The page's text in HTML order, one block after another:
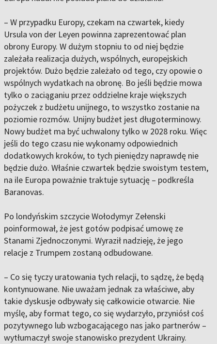
– W przypadku Europy, czekam na czwartek, kiedy
Ursula von der Leyen powinna zaprezentować plan
obrony Europy. W dużym stopniu to od niej będzie
zależała realizacja dużych, wspólnych, europejskich
projektów. Dużo będzie zależało od tego, czy opowie o
wspólnych wydatkach na obronę. Bo jeśli będzie mowa
tylko o zaciąganiu przez oddzielne kraje większych
pożyczek z budżetu unijnego, to wszystko zostanie na
poziomie rozmów. Unijny budżet jest długoterminowy.
Nowy budżet ma być uchwalony tylko w 2028 roku. Więc
jeśli do tego czasu nie wykonamy odpowiednich
dodatkowych kroków, to tych pieniędzy naprawdę nie
będzie dużo. Właśnie czwartek będzie swoistym testem,
na ile Europa poważnie traktuje sytuację – podkreśla
Baranovas.
Po londyńskim szczycie Wołodymyr Zełenski
poinformował, że jest gotów podpisać umowę ze
Stanami Zjednoczonymi. Wyraził nadzieję, że jego
relacje z Trumpem zostaną odbudowane.
– Co się tyczy uratowania tych relacji, to sądzę, że będą
kontynuowane. Nie uważam jednak za właściwe, aby
takie dyskusje odbywały się całkowicie otwarcie. Nie
myślę, aby format tego, co się wydarzyło, przyniósł coś
pozytywnego lub wzbogacającego nas jako partnerów –
wytłumaczył swoje stanowisko prezydent Ukrainy.